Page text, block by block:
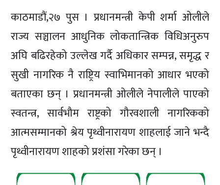
टिभि
युनिकोड
काठमाडौं,२७ पुस । प्रधानमन्त्री केपी शर्मा ओलीले
राज्य सञ्चालन आधुनिक लोकतान्त्रिक विधिअनुरुप
अघि बढिरहेको उल्लेख गर्दै अधिकार सम्पन्न, समृद्ध र
सुखी नागरिक नै राष्ट्रिय स्वाभिमानको आधार भएको
बताएका छन् । प्रधानमन्त्री ओलीले नेपालीले पाएको
स्वतन्त्र, सार्वभौम राष्ट्रको गौरवशाली नागरिकको
आत्मसम्मानको श्रेय पृथ्वीनारायण शाहलाई जाने भन्दै
पृथ्वीनारायण शाहको प्रशंसा गरेका छन् ।